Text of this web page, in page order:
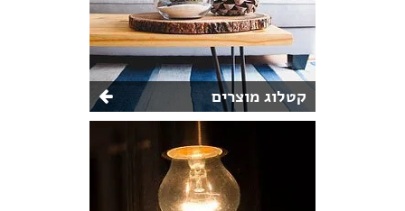
קטלוג מוצרים